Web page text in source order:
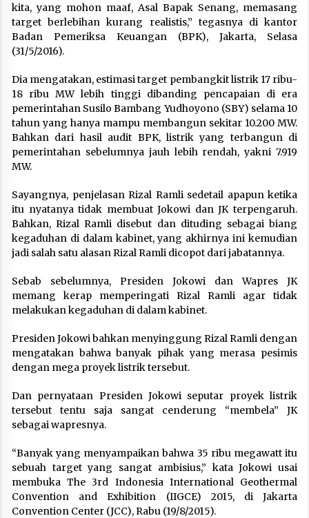
kita, yang mohon maaf, Asal Bapak Senang, memasang
target berlebihan kurang realistis,” tegasnya di kantor
Badan Pemeriksa Keuangan (BPK), Jakarta, Selasa
(31/5/2016).
Dia mengatakan, estimasi target pembangkit listrik 17 ribu-
18 ribu MW lebih tinggi dibanding pencapaian di era
pemerintahan Susilo Bambang Yudhoyono (SBY) selama 10
tahun yang hanya mampu membangun sekitar 10.200 MW.
Bahkan dari hasil audit BPK, listrik yang terbangun di
pemerintahan sebelumnya jauh lebih rendah, yakni 7.919
MW.
Sayangnya, penjelasan Rizal Ramli sedetail apapun ketika
itu nyatanya tidak membuat Jokowi dan JK terpengaruh.
Bahkan, Rizal Ramli disebut dan dituding sebagai biang
kegaduhan di dalam kabinet, yang akhirnya ini kemudian
jadi salah satu alasan Rizal Ramli dicopot dari jabatannya.
Sebab sebelumnya, Presiden Jokowi dan Wapres JK
memang kerap memperingati Rizal Ramli agar tidak
melakukan kegaduhan di dalam kabinet.
Presiden Jokowi bahkan menyinggung Rizal Ramli dengan
mengatakan bahwa banyak pihak yang merasa pesimis
dengan mega proyek listrik tersebut.
Dan pernyataan Presiden Jokowi seputar proyek listrik
tersebut tentu saja sangat cenderung “membela” JK
sebagai wapresnya.
“Banyak yang menyampaikan bahwa 35 ribu megawatt ‎itu
sebuah target yang sangat ambisius,” kata Jokowi usai
membuka The 3rd Indonesia International Geothermal
Convention and Exhibition (IIGCE) 2015, di Jakarta
Convention Center (JCC), Rabu (19/8/2015).